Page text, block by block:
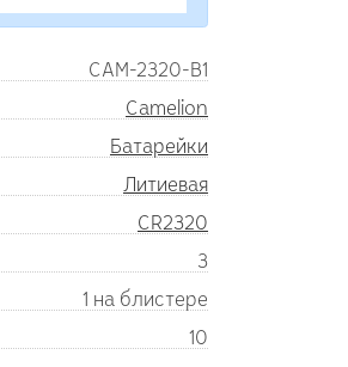
CAM-2320-B1
Camelion
Батарейки
Литиевая
CR2320
3
1 на блистере
10